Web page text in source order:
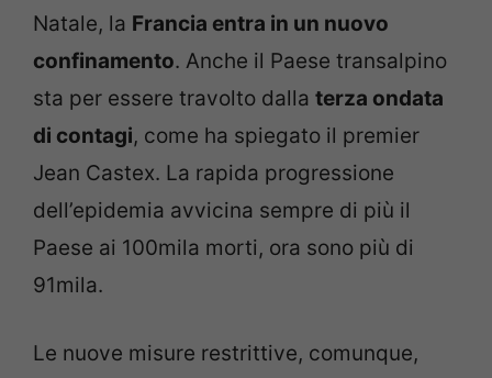
Natale, la Francia entra in un nuovo
confinamento. Anche il Paese transalpino
sta per essere travolto dalla terza ondata
di contagi, come ha spiegato il premier
Jean Castex. La rapida progressione
dell’epidemia avvicina sempre di più il
Paese ai 100mila morti, ora sono più di
91mila.
Le nuove misure restrittive, comunque,